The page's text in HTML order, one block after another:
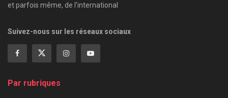
et parfois même, de l'international
Suivez-nous sur les réseaux sociaux
Par rubriques